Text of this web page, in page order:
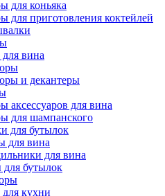
для коньяка
для приготовления коктейлей
вина
и декантеры
аксессуаров для вина
для шампанского
для бутылок
для вина
для вина
бутылок
кухни